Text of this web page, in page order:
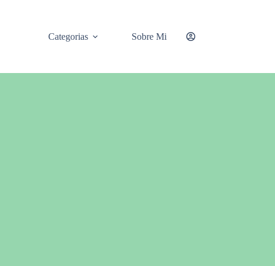
Categorias Sobre Mi